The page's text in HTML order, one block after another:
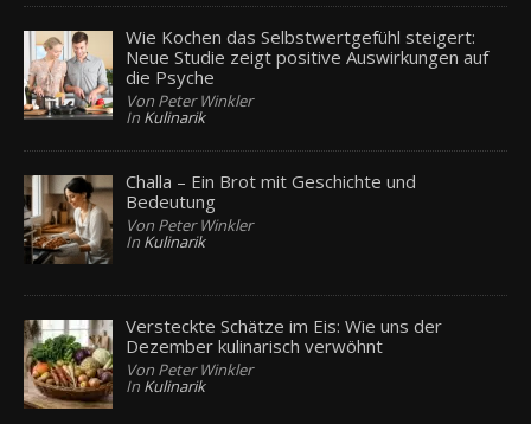
Wie Kochen das Selbstwertgefühl steigert:
Neue Studie zeigt positive Auswirkungen auf
die Psyche
Von Peter Winkler
In Kulinarik
Challa – Ein Brot mit Geschichte und
Bedeutung
Von Peter Winkler
In Kulinarik
Versteckte Schätze im Eis: Wie uns der
Dezember kulinarisch verwöhnt
Von Peter Winkler
In Kulinarik